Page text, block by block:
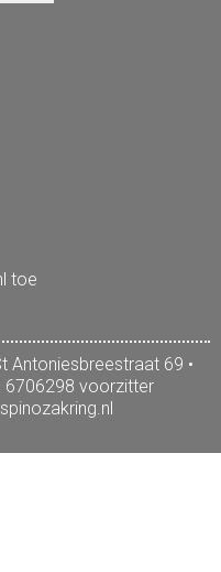
toe
Antoniesbreestraat 69 •
6706298 voorzitter